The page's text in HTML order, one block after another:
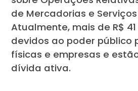
de Mercadorias e
Atualmente, mais de R$
devidos ao poder público
físicas e empresas e
dívida ativa.